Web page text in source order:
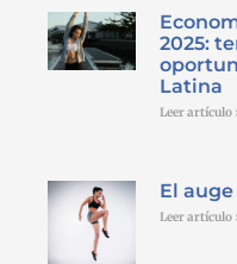
2025:
Latina
Leer artículo
El
Leer artículo